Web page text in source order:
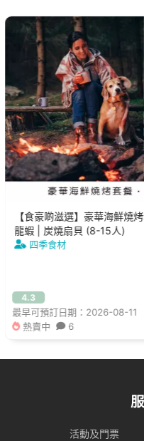
【食豪啲滋選】豪華海鮮燒
龍蝦 | 炭燒扇貝 (8-15人)
四季食材
4.3
最早可預訂日期：2026-08-11
熱賣中
6
活動及門票